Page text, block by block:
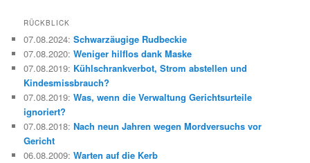
h
n
RÜCKBLICK
07.08.2024:Schwarzäugige Rudbeckie
07.08.2020:Weniger hilflos dank Maske
07.08.2019: Kühlschrankverbot, Strom abstellen und
Kindesmissbrauch?
07.08.2019:Was, wenn die Verwaltung Gerichtsurteile
ignoriert?
07.08.2018:Nach neun Jahren wegen Mordversuchs vor
Gericht
06.08.2009:Warten auf die Kerb